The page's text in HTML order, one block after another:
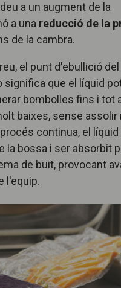
a un augment de la
a una reducció de la
de la cambra.
el punt d'ebullició del
significa que el líquid
bombolles fins i tot
baixes, sense assolir
procés continua, el
la bossa i ser absorbit
de buit, provocant
l'equip.